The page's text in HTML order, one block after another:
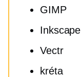
GIMP
Inkscape
Vectr
kréta